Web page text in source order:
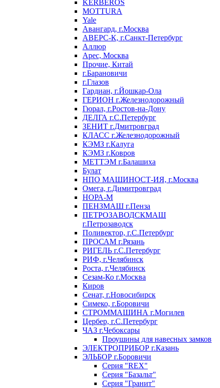
KERBEROS
MOTTURA
Yale
Авангард, г.Москва
АВЕРС-К, г.Санкт-Петербург
Аллюр
Арес, Москва
Прочие, Китай
г.Барановичи
г.Глазов
Гардиан, г.Йошкар-Ола
ГЕРИОН г.Железнодорожный
Гюрал, г.Ростов-на-Дону
ДЕЛГА г.С.Петербург
ЗЕНИТ г.Дмитровград
КЛАСС г.Железнодорожный
КЭМЗ г.Калуга
КЭМЗ г.Ковров
МЕТТЭМ г.Балашиха
Булат
НПО МАШИНОСТ-ИЯ, г.Москва
Омега, г.Димитровград
НОРА-М
ПЕНЗМАШ г.Пенза
ПЕТРОЗАВОДСКМАШ
г.Петрозаводск
Поливектор, г.С.Петербург
ПРОСАМ г.Рязань
РИГЕЛЬ г.С.Петербург
РИФ, г.Челябинск
Роста, г.Челябинск
Сезам-Ко г.Москва
Киров
Сенат, г.Новосибирск
Симеко, г.Боровичи
СТРОММАШИНА г.Могилев
Цербер, г.С.Петербург
ЧАЗ г.Чебоксары
Проушины для навесных замков
ЭЛЕКТРОПРИБОР г.Казань
ЭЛЬБОР г.Боровичи
Серия "REX"
Серия "Базальт"
Серия "Гранит"